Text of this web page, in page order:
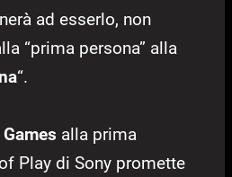
ad esserlo, non
“prima persona” alla
“.
alla prima
Play di Sony promette